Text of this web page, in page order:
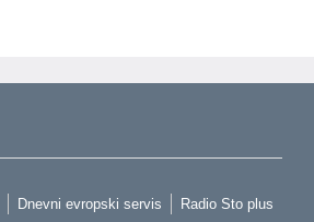
Dnevni evropski servis Radio Sto plus